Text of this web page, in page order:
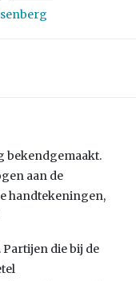
bekendgemaakt.
aan de
handtekeningen,
die bij de